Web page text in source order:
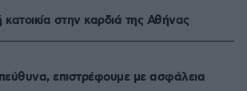
κατοικία στην καρδιά της Αθήνας
επιστρέφουμε με ασφάλεια